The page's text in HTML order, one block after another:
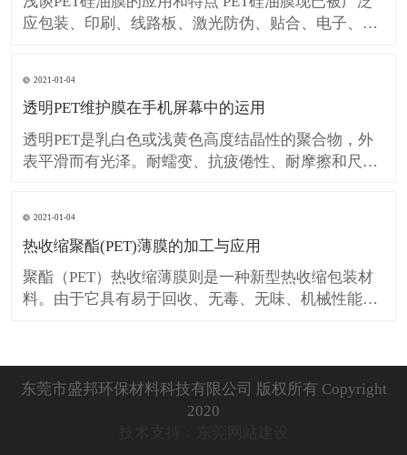
应包装、印刷、线路板、激光防伪、贴合、电子、密
PET硅油膜（亦称离型PET膜，分离PET膜，隔离PET
膜，剥离PET膜，防粘PET膜）具有薄膜表面平整光洁
2021-01-04
透明PET维护膜在手机屏幕中的运用
透明PET是乳白色或浅黄色高度结晶性的聚合物，外
表平滑而有光泽。耐蠕变、抗疲倦性、耐摩擦和尺寸
较差。无毒、耐气候性、抗化学药品稳定性好，吸水
率低，耐弱酸和有机溶剂，但不耐碱不耐热水浸泡。
在消费透明PET产
2021-01-04
热收缩聚酯(PET)薄膜的加工与应用
聚酯（PET）热收缩薄膜则是一种新型热收缩包装材
料。由于它具有易于回收、无毒、无味、机械性能
理想替代品。 热收缩塑料薄膜除了用作收缩标签外，
近年来也开始用于日用商品的外包装。因为它既可使
东莞市盛邦环保材料科技有限公司 版权所有 Copyright
2020